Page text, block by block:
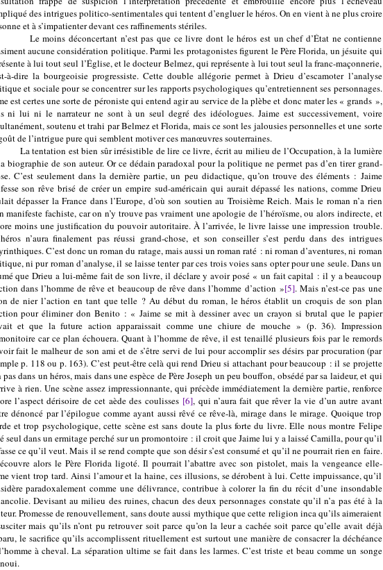
des intrigues politico-sentimentales qui tentent d’engluer le héros. On en vient à ne plus croire
et à s’impatienter devant ces raffinements stériles.
moins déconcertant n’est pas que ce livre dont le héros est un chef d’État ne contienne
aucune considération politique. Parmi les protagonistes figurent le Père Florida, un jésuite qui
à lui tout seul l’Église, et le docteur Belmez, qui représente à lui tout seul la franc-maçonnerie,
à-dire la bourgeoisie progressiste. Cette double allégorie permet à Drieu d’escamoter l’analyse
et sociale pour se concentrer sur les rapports psychologiques qu’entretiennent ses personnages.
est certes une sorte de péroniste qui entend agir au service de la plèbe et donc mater les « grands »,
ni lui ni le narrateur ne sont à un seul degré des idéologues. Jaime est successivement, voire
soutenu et trahi par Belmez et Florida, mais ce sont les jalousies personnelles et une sorte
de l’intrigue pure qui semblent motiver ces manœuvres souterraines.
tentation est bien sûr irrésistible de lire ce livre, écrit au milieu de l’Occupation, à la lumière
biographie de son auteur. Or ce dédain paradoxal pour la politique ne permet pas d’en tirer grand-
C’est seulement dans la dernière partie, un peu didactique, qu’on trouve des éléments : Jaime
son rêve brisé de créer un empire sud-américain qui aurait dépassé les nations, comme Drieu
dépasser la France dans l’Europe, d’où son soutien au Troisième Reich. Mais le roman n’a rien
manifeste fachiste, car on n’y trouve pas vraiment une apologie de l’héroïsme, ou alors indirecte, et
moins une justification du pouvoir autoritaire. À l’arrivée, le livre laisse une impression trouble.
n’aura finalement pas réussi grand-chose, et son conseiller s’est perdu dans des intrigues
C’est donc un roman du ratage, mais aussi un roman raté : ni roman d’aventures, ni roman
ni pur roman d’analyse, il se laisse tenter par ces trois voies sans opter pour une seule. Dans un
que Drieu a lui-même fait de son livre, il déclare y avoir posé « un fait capital : il y a beaucoup
dans l’homme de rêve et beaucoup de rêve dans l’homme d’action »[5]. Mais n’est-ce pas une
de nier l’action en tant que telle ? Au début du roman, le héros établit un croquis de son plan
pour éliminer don Benito : « Jaime se mit à dessiner avec un crayon si brutal que le papier
et que la future action apparaissait comme une chiure de mouche » (p. 36). Impression
car ce plan échouera. Quant à l’homme de rêve, il est tenaillé plusieurs fois par le remords
fait le malheur de son ami et de s’être servi de lui pour accomplir ses désirs par procuration (par
p. 118 ou p. 163). C’est peut-être celà qui rend Drieu si attachant pour beaucoup : il se projette
pas dans un héros, mais dans une espèce de Père Joseph un peu bouffon, obsédé par sa laideur, et qui
à rien. Une scène assez impressionnante, qui précède immédiatement la dernière partie, renforce
l’aspect dérisoire de cet aède des coulisses [6], qui n’aura fait que rêver la vie d’un autre avant
dénoncé par l’épilogue comme ayant aussi rêvé ce rêve-là, mirage dans le mirage. Quoique trop
et trop psychologique, cette scène est sans doute la plus forte du livre. Elle nous montre Felipe
seul dans un ermitage perché sur un promontoire : il croit que Jaime lui y a laissé Camilla, pour qu’il
ce qu’il veut. Mais il se rend compte que son désir s’est consumé et qu’il ne pourrait rien en faire.
alors le Père Florida ligoté. Il pourrait l’abattre avec son pistolet, mais la vengeance elle-
vient trop tard. Ainsi l’amour et la haine, ces illusions, se dérobent à lui. Cette impuissance, qu’il
paradoxalement comme une délivrance, contribue à colorer la fin du récit d’une insondable
Devisant au milieu des ruines, chacun des deux personnages constate qu’il n’a pas été à la
Promesse de renouvellement, sans doute aussi mythique que cette religion inca qu’ils aimeraient
mais qu’ils n’ont pu retrouver soit parce qu’on la leur a cachée soit parce qu’elle avait déjà
le sacrifice qu’ils accomplissent rituellement est surtout une manière de consacrer la déchéance
à cheval. La séparation ultime se fait dans les larmes. C’est triste et beau comme un songe